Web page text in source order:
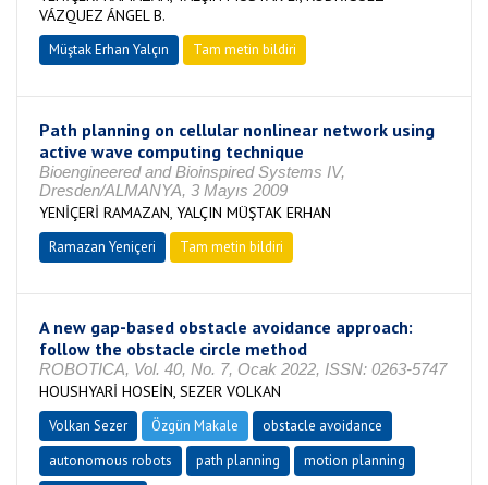
VÁZQUEZ ÁNGEL B.
Müştak Erhan Yalçın Tam metin bildiri
Path planning on cellular nonlinear network using
active wave computing technique
Bioengineered and Bioinspired Systems IV,
Dresden/ALMANYA, 3 Mayıs 2009
YENİÇERİ RAMAZAN, YALÇIN MÜŞTAK ERHAN
Ramazan Yeniçeri Tam metin bildiri
A new gap-based obstacle avoidance approach:
follow the obstacle circle method
ROBOTICA, Vol. 40, No. 7, Ocak 2022, ISSN: 0263-5747
HOUSHYARİ HOSEİN, SEZER VOLKAN
Volkan Sezer Özgün Makale
obstacle avoidance
autonomous robots
path planning
motion planning